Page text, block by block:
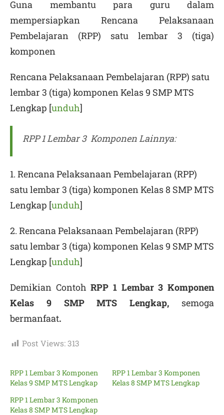
Guna membantu para guru dalam
mempersiapkan Rencana Pelaksanaan
Pembelajaran (RPP) satu lembar 3 (tiga)
komponen
Rencana Pelaksanaan Pembelajaran (RPP) satu
lembar 3 (tiga) komponen Kelas 9 SMP MTS
Lengkap [unduh]
RPP 1 Lembar 3 Komponen Lainnya:
1. Rencana Pelaksanaan Pembelajaran (RPP)
satu lembar 3 (tiga) komponen Kelas 8 SMP MTS
Lengkap [unduh]
2. Rencana Pelaksanaan Pembelajaran (RPP)
satu lembar 3 (tiga) komponen Kelas 9 SMP MTS
Lengkap [unduh]
Demikian ContohRPP 1 Lembar 3 Komponen
Kelas 9 SMP MTS Lengkap, semoga
bermanfaat.
Post Views:313
RPP 1 Lembar 3 Komponen
Kelas 9 SMP MTS Lengkap
RPP 1 Lembar 3 Komponen
Kelas 8 SMP MTS Lengkap
RPP 1 Lembar 3 Komponen
Kelas 8 SMP MTS Lengkap